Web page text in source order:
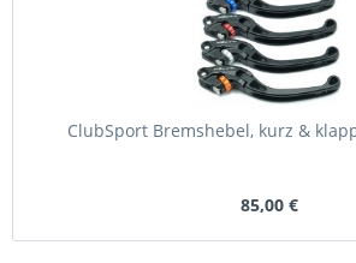
ClubSport Bremshebel, kurz &
85,00 €